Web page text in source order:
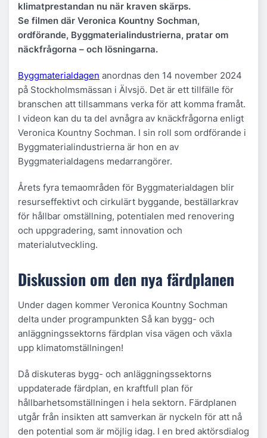
klimatprestandan nu när kraven skärps.
Se filmen där Veronica Kountny Sochman,
ordförande, Byggmaterialindustrierna, pratar om
näckfrågorna – och lösningarna.
Byggmaterialdagen anordnas den 14 november 2024
på Stockholmsmässan i Älvsjö. Det är ett tillfälle för
branschen att tillsammans verka för att komma framåt.
I videon kan du ta del avnågra av knäckfrågorna enligt
Veronica Kountny Sochman. I sin roll som ordförande i
Byggmaterialindustrierna är hon en av
Byggmaterialdagens medarrangörer.
Årets fyra temaområden för Byggmaterialdagen blir
resurseffektivt och cirkulärt byggande, beställarkrav
för hållbar omställning, potentialen med renovering
och uppgradering, samt innovation och
materialutveckling.
Diskussion om den nya färdplanen
Under dagen kommer Veronica Kountny Sochman
delta under programpunkten Så kan bygg- och
anläggningssektorns färdplan visa vägen och växla
upp klimatomställningen!
Då diskuteras bygg- och anläggningssektorns
uppdaterade färdplan, en kraftfull plan för
hållbarhetsomställningen i hela sektorn. Färdplanen
utgår från insikten att samverkan är nyckeln för att nå
den potential som är möjlig idag. I en bred aktörsdialog